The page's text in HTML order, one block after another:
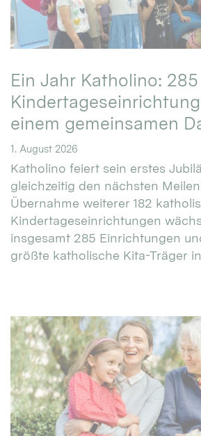
Ein Jahr Katholino: 285
einem gemeinsamen
1. August 2026
Katholino feiert sein erstes
gleichzeitig den nächsten
Übernahme weiterer 182
Kindertageseinrichtungen
insgesamt 285 Einrichtungen
größte katholische Kita-Träger in